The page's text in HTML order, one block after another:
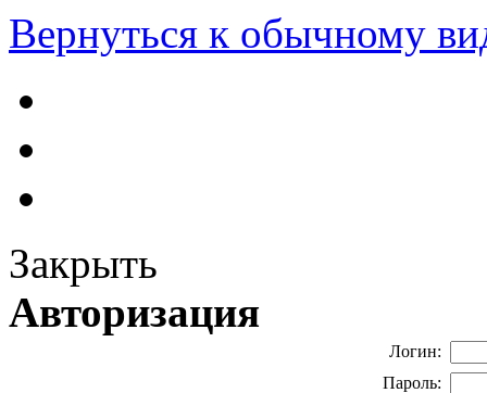
Вернуться к обычному
Закрыть
Авторизация
Логин:
Пароль: